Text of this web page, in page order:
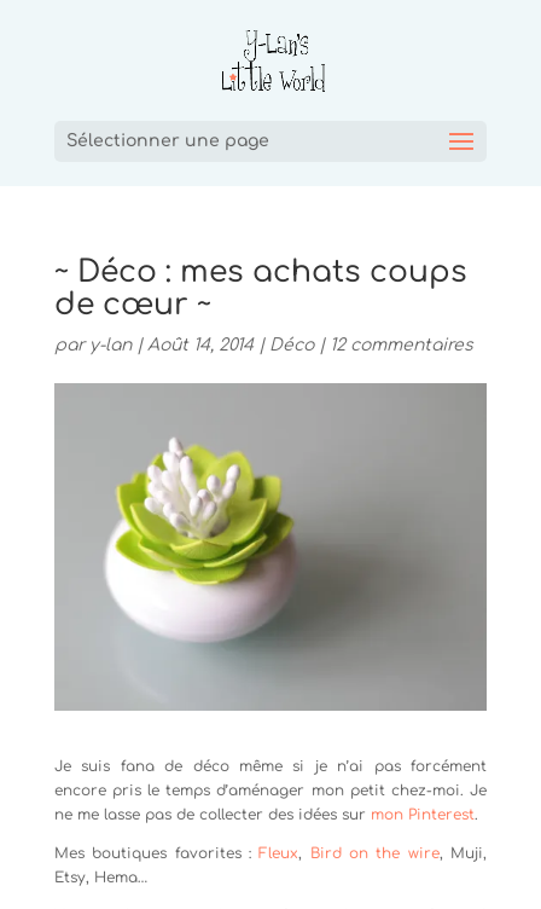
Sélectionner une page
~ Déco : mes achats coups
de cœur ~
par y-lan| Août 14, 2014| Déco| 12 commentaires
Je suis fana de déco même si je n’ai pas forcément
encore pris le temps d’aménager mon petit chez-moi. Je
ne me lasse pas de collecter des idées sur mon Pinterest.
Mes boutiques favorites : Fleux, Bird on the wire, Muji,
Etsy, Hema…